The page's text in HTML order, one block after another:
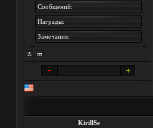
Сообщений:
Награды:
Замечания:
KirillSe